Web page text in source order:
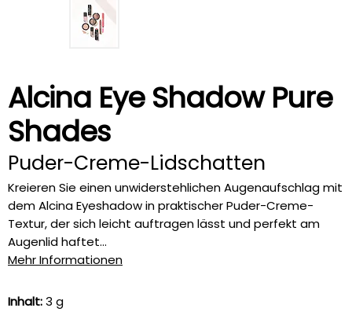
Alcina Eye Shadow Pure
Shades
Puder-Creme-Lidschatten
Kreieren Sie einen unwiderstehlichen Augenaufschlag mit
dem Alcina Eyeshadow in praktischer Puder-Creme-
Textur, der sich leicht auftragen lässt und perfekt am
Augenlid haftet...
Mehr Informationen
Inhalt:3 g